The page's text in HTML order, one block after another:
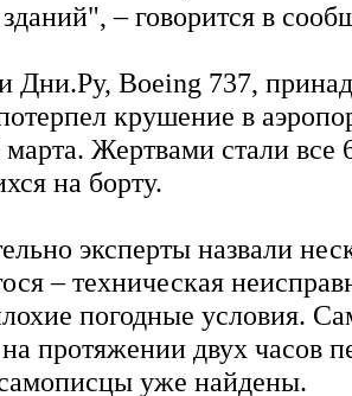
– говорится в
Дни.Ру, Boeing 737,
крушение в
Жертвами стали все
на борту.
эксперты назвали
– техническая
погодные условия.
протяжении двух часов
уже найдены.